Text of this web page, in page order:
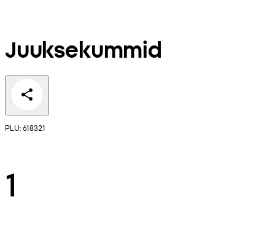
Juuksekummid
PLU: 618321
1